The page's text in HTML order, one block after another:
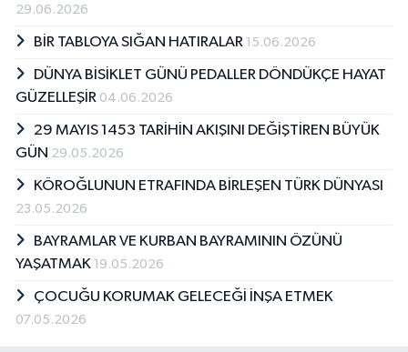
29.06.2026
BİR TABLOYA SIĞAN HATIRALAR 15.06.2026
DÜNYA BİSİKLET GÜNÜ PEDALLER DÖNDÜKÇE HAYAT
GÜZELLEŞİR 04.06.2026
29 MAYIS 1453 TARİHİN AKIŞINI DEĞİŞTİREN BÜYÜK
GÜN 29.05.2026
KÖROĞLUNUN ETRAFINDA BİRLEŞEN TÜRK DÜNYASI
23.05.2026
BAYRAMLAR VE KURBAN BAYRAMININ ÖZÜNÜ
YAŞATMAK 19.05.2026
ÇOCUĞU KORUMAK GELECEĞİ İNŞA ETMEK
07.05.2026